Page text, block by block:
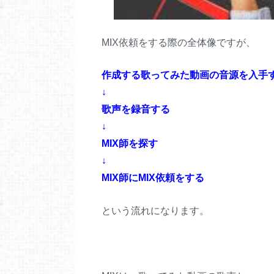
MIX依頼をする際の全体像ですが、
作成する歌ってみた動画の音源を入手
↓
歌声を録音する
↓
MIX師を探す
↓
MIX師にMIX依頼をする
という流れになります。